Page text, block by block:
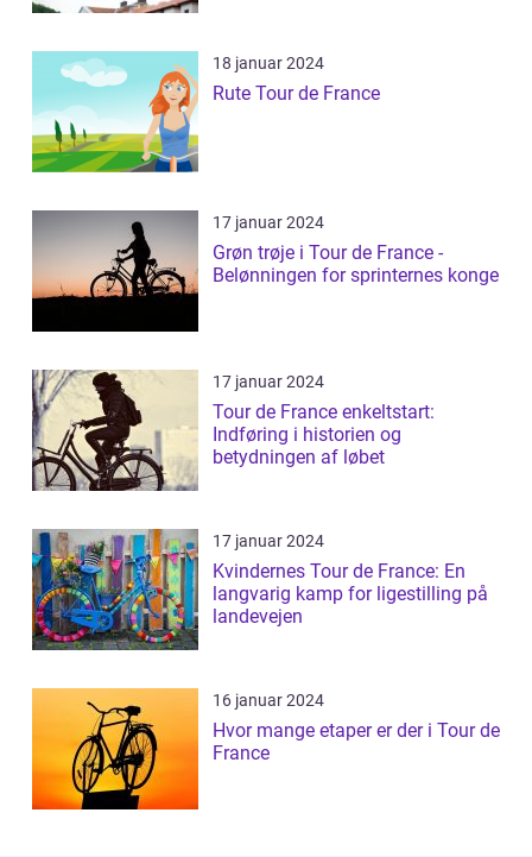
18 januar 2024
Rute Tour de France
17 januar 2024
Grøn trøje i Tour de France -
Belønningen for sprinternes konge
17 januar 2024
Tour de France enkeltstart:
Indføring i historien og
betydningen af løbet
17 januar 2024
Kvindernes Tour de France: En
langvarig kamp for ligestilling på
landevejen
16 januar 2024
Hvor mange etaper er der i Tour de
France